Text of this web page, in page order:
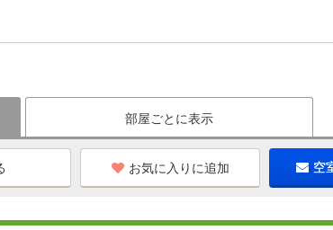
部屋ごとに表示
お気に入りに追加 空